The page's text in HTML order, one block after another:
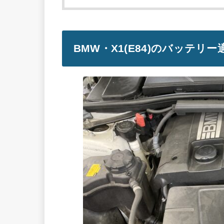
BMW・X1(E84)のバッテリー